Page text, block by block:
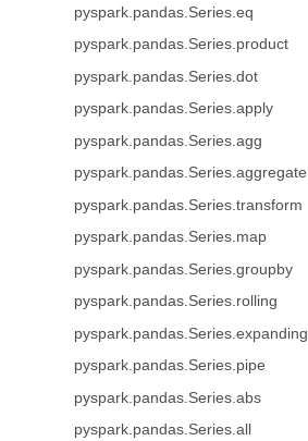
pyspark.pandas.Series.eq
pyspark.pandas.Series.product
pyspark.pandas.Series.dot
pyspark.pandas.Series.apply
pyspark.pandas.Series.agg
pyspark.pandas.Series.aggregate
pyspark.pandas.Series.transform
pyspark.pandas.Series.map
pyspark.pandas.Series.groupby
pyspark.pandas.Series.rolling
pyspark.pandas.Series.expanding
pyspark.pandas.Series.pipe
pyspark.pandas.Series.abs
pyspark.pandas.Series.all